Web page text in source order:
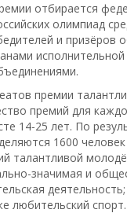
отбирается
олимпиад
и
премии
премий для
14-25 лет. По
1600
талантливой
значимая и
любительский спорт.